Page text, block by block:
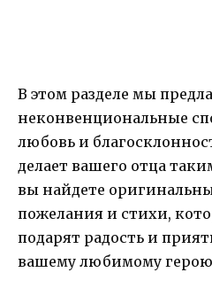
В этом разделе мы
неконвенциональные
любовь и
делает вашего отца
вы найдете
пожелания и стихи,
подарят радость и
вашему любимому